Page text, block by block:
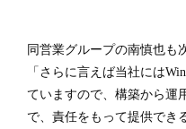
同営業グループの南慎也も
「さらに言えば当社には
ていますので、構築から運
で、責任をもって提供でき